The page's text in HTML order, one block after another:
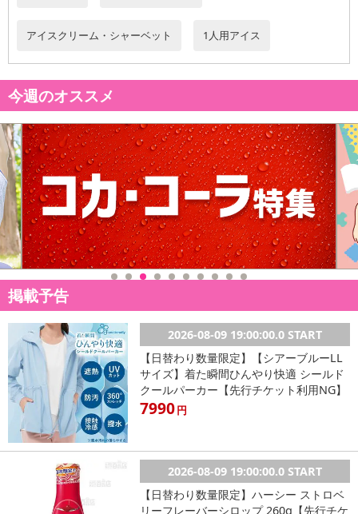
【沖縄産マンゴー】
アイスクリーム・シャーベット 1人用アイス
今週のオススメ
掲載予告
2026-08-09 19:00:00.0 START
【日替わり数量限定】【シアーブルーLL
サイズ】着た瞬間ひんやり快適 シールド
クールパーカー【先行チケット利用NG】
7990円
2026-08-09 19:00:00.0 START
【日替わり数量限定】ハーシー ストロベ
リーフレーバーシロップ 260g【先行チケ